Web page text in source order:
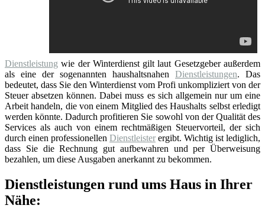
Dienstleistung wie der Winterdienst gilt laut Gesetzgeber außerdem
als eine der sogenannten haushaltsnahen Dienstleistungen. Das
bedeutet, dass Sie den Winterdienst vom Profi unkompliziert von der
Steuer absetzen können. Dabei muss es sich allgemein nur um eine
Arbeit handeln, die von einem Mitglied des Haushalts selbst erledigt
werden könnte. Dadurch profitieren Sie sowohl von der Qualität des
Services als auch von einem rechtmäßigen Steuervorteil, der sich
durch einen professionellen Dienstleister ergibt. Wichtig ist lediglich,
dass Sie die Rechnung gut aufbewahren und per Überweisung
bezahlen, um diese Ausgaben anerkannt zu bekommen.
Dienstleistungen rund ums Haus in Ihrer
Nähe: